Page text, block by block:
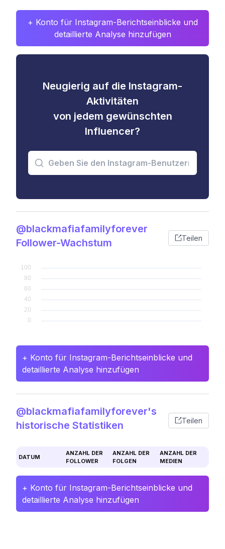
+ Konto für Instagram-Berichtseinblicke und
detaillierte Analyse hinzufügen
Neugierig auf die Instagram-
Aktivitäten
von jedem gewünschten
Influencer?
@blackmafiafamilyforever
Follower-Wachstum
Teilen
+ Konto für Instagram-Berichtseinblicke und
detaillierte Analyse hinzufügen
@blackmafiafamilyforever's
historische Statistiken
Teilen
DATUM
ANZAHL DER
FOLLOWER
ANZAHL DER
FOLGEN
ANZAHL DER
MEDIEN
+ Konto für Instagram-Berichtseinblicke und
detaillierte Analyse hinzufügen